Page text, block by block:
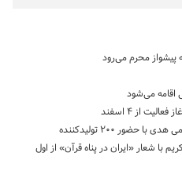
پیشواز محرم می‌رود
اقامه می‌شود
از ۴ اسفند
۲۰۰ تولیدکننده
با شعار «ایران در پناه قرآن» از اول